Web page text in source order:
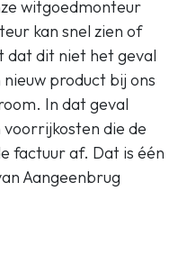
witgoedmonteur
kan snel zien of
dat dit niet het geval
product bij ons
In dat geval
die de
factuur af. Dat is één
Aangeenbrug